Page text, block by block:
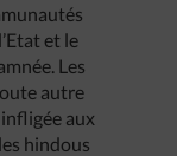
et le
Les
autre
aux
hindous